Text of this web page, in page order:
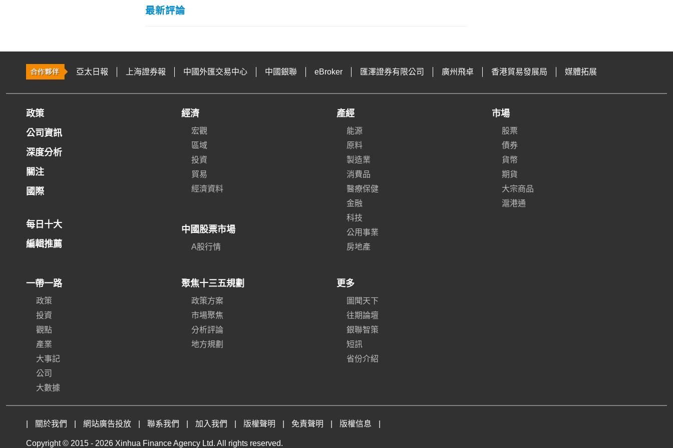
最新評論
亞太日報 上海證券報 中國外匯交易中心 中國銀聯 eBroker 匯澤證券有限公司 廣州飛卓 香港貿易發展局 媒體拓展
政策
公司資訊
深度分析
關注
國際
每日十大
編輯推薦
經濟
宏觀
區域
投資
貿易
經濟資料
中國股票市場
A股行情
產經
能源
原料
製造業
消費品
醫療保健
金融
科技
公用事業
房地產
市場
股票
債券
貨幣
期貨
大宗商品
滬港通
一帶一路
政策
投資
觀點
產業
大事記
公司
大數據
聚焦十三五規劃
政策方案
市場聚焦
分析評論
地方規劃
更多
圖聞天下
往期論壇
銀聯智策
短訊
省份介紹
關於我們 網站廣告投放 聯系我們 加入我們 版權聲明 免責聲明 版權信息
Copyright © 2015 - 2026 Xinhua Finance Agency Ltd. All rights reserved.